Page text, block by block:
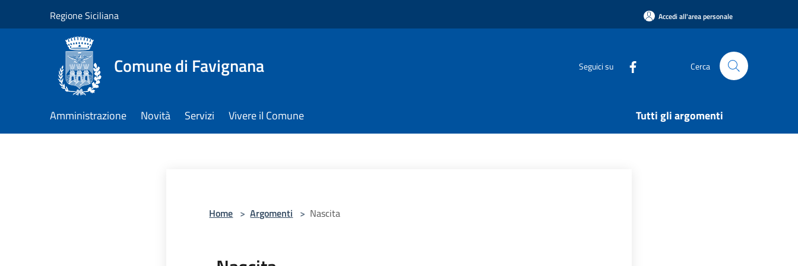
Regione Siciliana Accedi all'area personale
Comune di Favignana Seguici su Cerca
Amministrazione Novità Servizi Vivere il Comune Tutti gli argomenti
Home > Argomenti > Nascita